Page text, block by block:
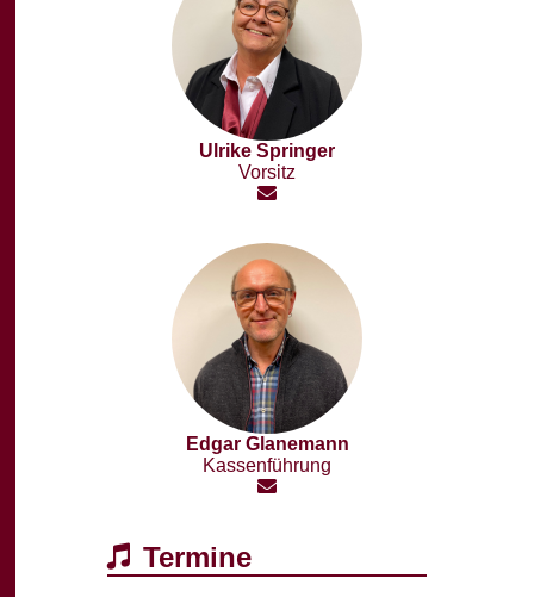
Ulrike Springer
Vorsitz
Edgar Glanemann
Kassenführung
Termine